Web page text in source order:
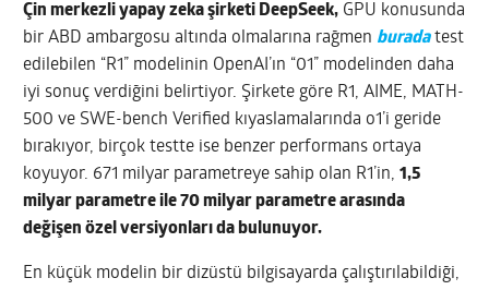
Çin merkezli yapay zeka şirketi DeepSeek, GPU konusunda
bir ABD ambargosu altında olmalarına rağmen buradatest
edilebilen “R1” modelinin OpenAI’ın “01” modelinden daha
iyi sonuç verdiğini belirtiyor. Şirkete göre R1, AIME, MATH-
500 ve SWE-bench Verified kıyaslamalarında o1’i geride
bırakıyor, birçok testte ise benzer performans ortaya
koyuyor. 671 milyar parametreye sahip olan R1’in,1,5
milyar parametre ile 70 milyar parametre arasında
değişen özel versiyonları da bulunuyor.
En küçük modelin bir dizüstü bilgisayarda çalıştırılabildiği,